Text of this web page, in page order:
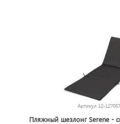
Артикул 12-
Пляжный шезлонг Serene -